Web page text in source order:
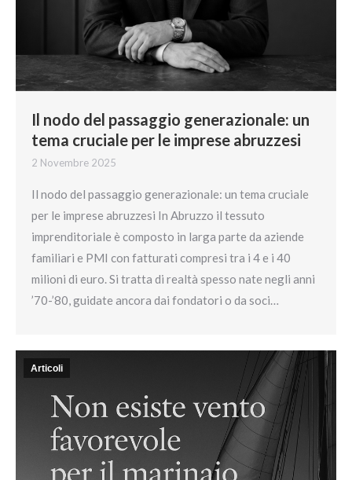
Il nodo del passaggio generazionale: un
tema cruciale per le imprese abruzzesi
2 Novembre 2025
Il nodo del passaggio generazionale: un tema cruciale
per le imprese abruzzesi In Abruzzo il tessuto
imprenditoriale è composto in larga parte da aziende
familiari e PMI con fatturati compresi tra i 4 e i 40
milioni di euro. Si tratta di realtà spesso nate negli anni
’70-’80, guidate ancora dai fondatori o da soci…
Articoli